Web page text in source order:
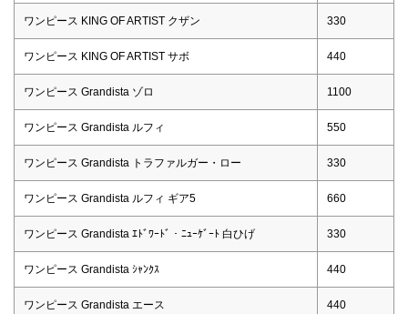
ワンピース KING OF ARTIST クザン 330
ワンピース KING OF ARTIST サボ 440
ワンピース Grandista ゾロ 1100
ワンピース Grandista ルフィ 550
ワンピース Grandista トラファルガー・ロー 330
ワンピース Grandista ルフィ ギア5 660
ワンピース Grandista ｴﾄﾞﾜｰﾄﾞ・ﾆｭｰｹﾞｰﾄ 白ひげ 330
ワンピース Grandista ｼｬﾝｸｽ 440
ワンピース Grandista エース 440